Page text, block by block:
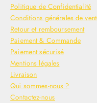
Politique de Confidentialité
Conditions générales de
Retour et remboursement
Paiement & Commande
Paiement sécurisé
Mentions légales
Livraison
Qui sommes-nous ?
Contactez-nous